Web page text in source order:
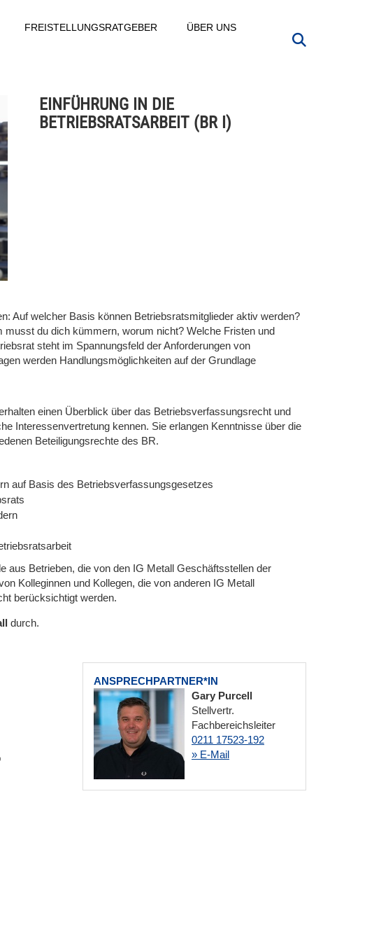
FREISTELLUNGSRATGEBER ÜBER UNS
EINFÜHRUNG IN DIE
BETRIEBSRATSARBEIT (BR I)
Auf welcher Basis können Betriebsratsmitglieder aktiv werden?
du dich kümmern, worum nicht? Welche Fristen und
steht im Spannungsfeld der Anforderungen von
werden Handlungsmöglichkeiten auf der Grundlage
einen Überblick über das Betriebsverfassungsrecht und
Interessenvertretung kennen. Sie erlangen Kenntnisse über die
Beteiligungsrechte des BR.
auf Basis des Betriebsverfassungsgesetzes
aus Betrieben, die von den IG Metall Geschäftsstellen der
Kolleginnen und Kollegen, die von anderen IG Metall
berücksichtigt werden.
durch.
ANSPRECHPARTNER*IN
Gary Purcell
Stellvertr.
Fachbereichsleiter
0211 17523-192
» E-Mail